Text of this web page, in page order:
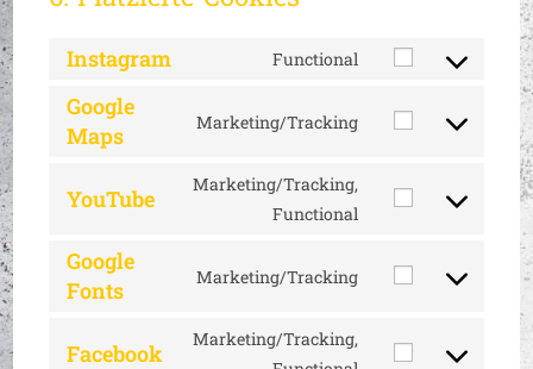
Instagram Functional
Google
Maps
Marketing/Tracking
YouTube
Marketing/Tracking,
Functional
Google
Fonts
Marketing/Tracking
Facebook
Marketing/Tracking,